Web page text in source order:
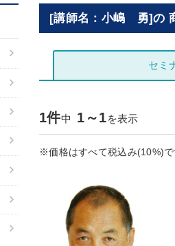
[講師名：小嶋 勇]の
セミ
1件中 1～1を表示
※価格はすべて税込み(10%)で